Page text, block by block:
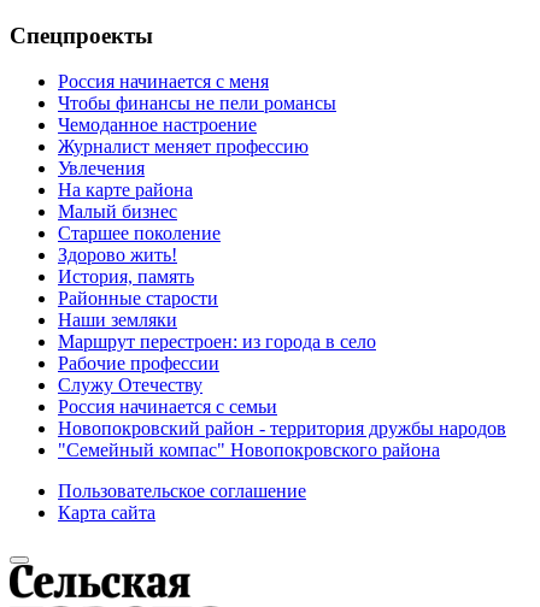
Спецпроекты
Россия начинается с меня
Чтобы финансы не пели романсы
Чемоданное настроение
Журналист меняет профессию
Увлечения
На карте района
Малый бизнес
Старшее поколение
Здорово жить!
История, память
Районные старости
Наши земляки
Маршрут перестроен: из города в село
Рабочие профессии
Служу Отечеству
Россия начинается с семьи
Новопокровский район - территория дружбы народов
"Семейный компас" Новопокровского района
Пользовательское соглашение
Карта сайта